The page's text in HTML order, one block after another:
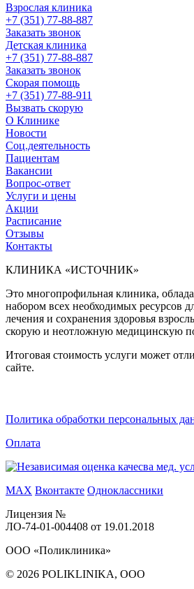
Взрослая клиника
+7 (351) 77-88-887
Заказать звонок
Детская клиника
+7 (351) 77-88-887
Заказать звонок
Скорая помощь
+7 (351) 77-88-911
Вызвать скорую
О Клинике
Новости
Соц.деятельность
Пациентам
Вакансии
Вопрос-ответ
Услуги и цены
Акции
Расписание
Отзывы
Контакты
КЛИНИКА «ИСТОЧНИК»
Это многопрофильная клиника,
набором всех необходимых ресурсов
лечения и сохранения здоровья
скорую и неотложную медицинскую
Итоговая стоимость услуги может
сайте.
Политика обработки персональных
Оплата
MAX Вконтакте Одноклассники
Лицензия №
ЛО-74-01-004408 от 19.01.2018
ООО «Поликлиника»
© 2026 POLIKLINIKA, OOO